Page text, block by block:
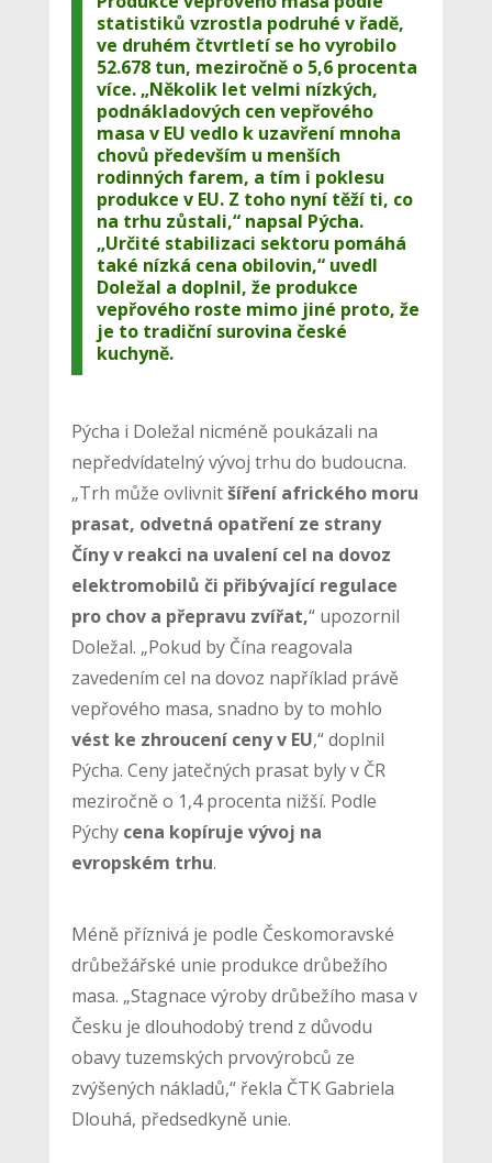
statistiků vzrostla podruhé v řadě,
ve druhém čtvrtletí se ho vyrobilo
52.678 tun, meziročně o 5,6 procenta
více. „Několik let velmi nízkých,
podnákladových cen vepřového
masa v EU vedlo k uzavření mnoha
chovů především u menších
rodinných farem, a tím i poklesu
produkce v EU. Z toho nyní těží ti, co
na trhu zůstali,“ napsal Pýcha.
„Určité stabilizaci sektoru pomáhá
také nízká cena obilovin,“ uvedl
Doležal a doplnil, že produkce
vepřového roste mimo jiné proto, že
je to tradiční surovina české
kuchyně.
Pýcha i Doležal nicméně poukázali na
nepředvídatelný vývoj trhu do budoucna.
„Trh může ovlivnitšíření afrického moru
prasat, odvetná opatření ze strany
Číny v reakci na uvalení cel na dovoz
elektromobilů či přibývající regulace
pro chov a přepravu zvířat,“ upozornil
Doležal. „Pokud by Čína reagovala
zavedením cel na dovoz například právě
vepřového masa, snadno by to mohlo
vést ke zhroucení ceny v EU,“ doplnil
Pýcha. Ceny jatečných prasat byly v ČR
meziročně o 1,4 procenta nižší. Podle
Pýchy cena kopíruje vývoj na
evropském trhu.
Méně příznivá je podle Českomoravské
drůbežářské unie produkce drůbežího
masa. „Stagnace výroby drůbežího masa v
Česku je dlouhodobý trend z důvodu
obavy tuzemských prvovýrobců ze
zvýšených nákladů,“ řekla ČTK Gabriela
Dlouhá, předsedkyně unie.